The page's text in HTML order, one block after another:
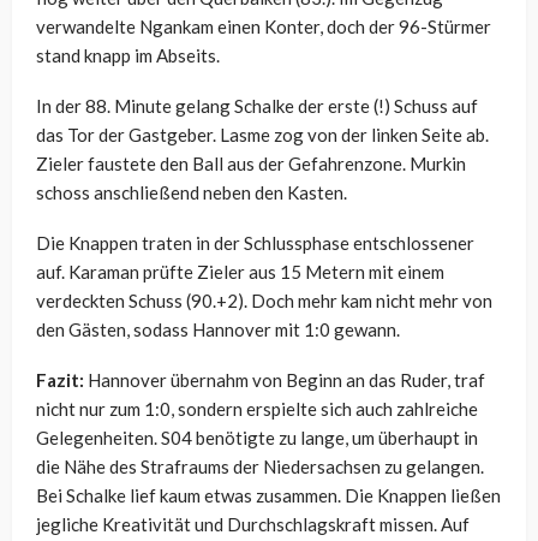
verwandelte Ngankam einen Konter, doch der 96-Stürmer
stand knapp im Abseits.
In der 88. Minute gelang Schalke der erste (!) Schuss auf
das Tor der Gastgeber. Lasme zog von der linken Seite ab.
Zieler faustete den Ball aus der Gefahrenzone. Murkin
schoss anschließend neben den Kasten.
Die Knappen traten in der Schlussphase entschlossener
auf. Karaman prüfte Zieler aus 15 Metern mit einem
verdeckten Schuss (90.+2). Doch mehr kam nicht mehr von
den Gästen, sodass Hannover mit 1:0 gewann.
Fazit: Hannover übernahm von Beginn an das Ruder, traf
nicht nur zum 1:0, sondern erspielte sich auch zahlreiche
Gelegenheiten. S04 benötigte zu lange, um überhaupt in
die Nähe des Strafraums der Niedersachsen zu gelangen.
Bei Schalke lief kaum etwas zusammen. Die Knappen ließen
jegliche Kreativität und Durchschlagskraft missen. Auf